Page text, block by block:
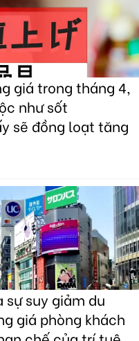
giá trong tháng 4,
như sốt
sẽ đồng loạt tăng
sự suy giảm du
giá phòng khách